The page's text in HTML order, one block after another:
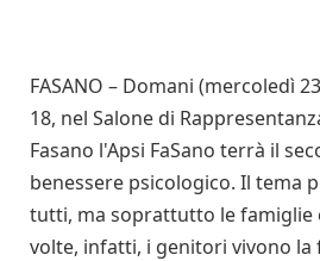
FASANO – Domani (mercoledì
18, nel Salone di
Fasano l'Apsi FaSano terrà il
benessere psicologico. Il tema
tutti, ma soprattutto le famiglie
volte, infatti, i genitori vivono la